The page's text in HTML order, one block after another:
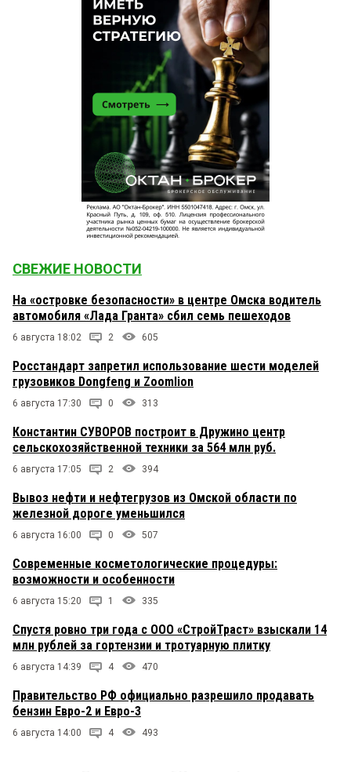
СВЕЖИЕ НОВОСТИ
На «островке безопасности» в центре Омска водитель
автомобиля «Лада Гранта» сбил семь пешеходов
6 августа 18:02 2 605
Росстандарт запретил использование шести моделей
грузовиков Dongfeng и Zoomlion
6 августа 17:30 0 313
Константин СУВОРОВ построит в Дружино центр
сельскохозяйственной техники за 564 млн руб.
6 августа 17:05 2 394
Вывоз нефти и нефтегрузов из Омской области по
железной дороге уменьшился
6 августа 16:00 0 507
Современные косметологические процедуры:
возможности и особенности
6 августа 15:20 1 335
Спустя ровно три года с ООО «СтройТраст» взыскали 14
млн рублей за гортензии и тротуарную плитку
6 августа 14:39 4 470
Правительство РФ официально разрешило продавать
бензин Евро-2 и Евро-3
6 августа 14:00 4 493